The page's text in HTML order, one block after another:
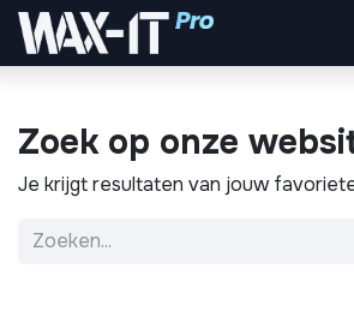
Overslaan naar inhoud
Zoek op onze
Je krijgt resultaten van jouw